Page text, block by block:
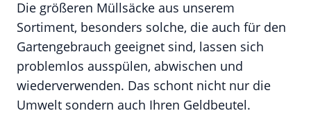
Die größeren Müllsäcke aus unserem
Sortiment, besonders solche, die auch für den
Gartengebrauch geeignet sind, lassen sich
problemlos ausspülen, abwischen und
wiederverwenden. Das schont nicht nur die
Umwelt sondern auch Ihren Geldbeutel.